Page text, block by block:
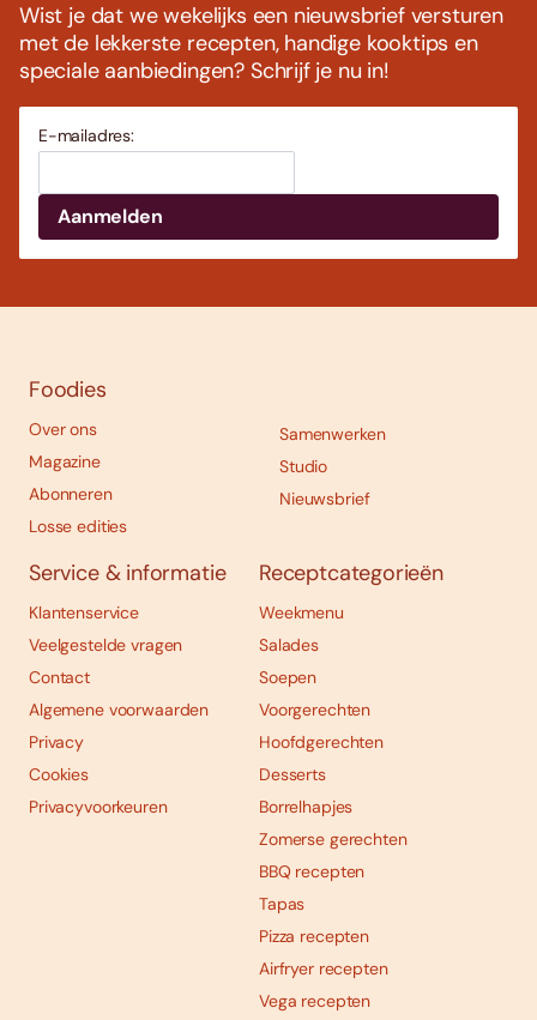
Wist je dat we wekelijks een nieuwsbrief versturen
met de lekkerste recepten, handige kooktips en
speciale aanbiedingen? Schrijf je nu in!
E-mailadres:
Foodies
Over ons
Magazine
Abonneren
Losse edities
Samenwerken
Studio
Nieuwsbrief
Service & informatie
Klantenservice
Veelgestelde vragen
Contact
Algemene voorwaarden
Privacy
Cookies
Privacyvoorkeuren
Receptcategorieën
Weekmenu
Salades
Soepen
Voorgerechten
Hoofdgerechten
Desserts
Borrelhapjes
Zomerse gerechten
BBQ recepten
Tapas
Pizza recepten
Airfryer recepten
Vega recepten